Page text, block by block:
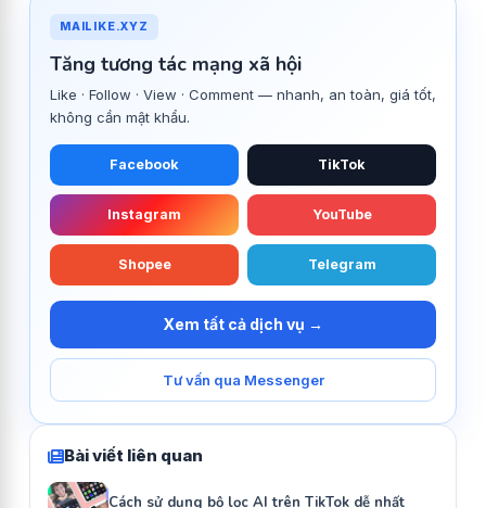
MAILIKE.XYZ
Tăng tương tác mạng xã hội
Like · Follow · View · Comment — nhanh, an toàn, giá tốt,
không cần mật khẩu.
Facebook TikTok
Instagram YouTube
Shopee Telegram
Xem tất cả dịch vụ →
Tư vấn qua Messenger
Bài viết liên quan
Cách sử dụng bộ lọc AI trên TikTok dễ nhất